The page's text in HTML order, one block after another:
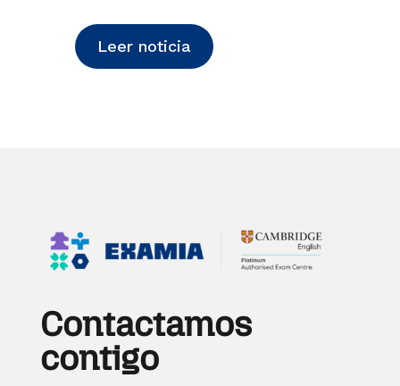
Leer noticia
Contactamos
contigo